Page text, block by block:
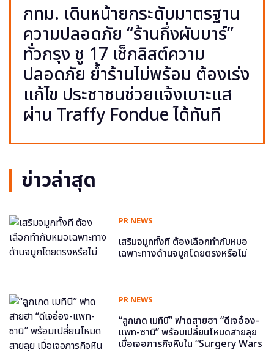
กทม. เดินหน้ายกระดับมาตรฐาน
ความปลอดภัย “ร้านกึ่งผับบาร์”
ทั่วกรุง ชู 17 เช็กลิสต์ความ
ปลอดภัย ย้ำร้านไม่พร้อม ต้องเร่ง
แก้ไข ประชาชนช่วยแจ้งเบาะแส
ผ่าน Traffy Fondue ได้ทันที
ข่าวล่าสุด
PR NEWS
เสริมจมูกทั้งที ต้องเลือกทำกับหมอ
เฉพาะทางด้านจมูกโดยตรงหรือไม่
PR NEWS
“ลูกเกด เมทินี” ฟาดสายฮา “ดีเจอ๋อง-
แพท-ซานิ” พร้อมเปลี่ยนโหมดสายลุย
เมื่อเจอภารกิจหินใน “Surgery Wars